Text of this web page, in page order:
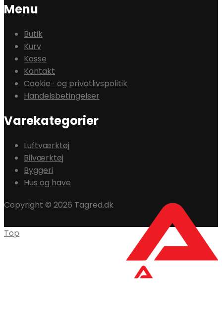
Menu
Butik
Kurv
Kasse
Kontakt
Cookie- og privatlivspolitik
Handelsbetingelser
Varekategorier
Luftværktøj
Bilværktøj
Byggeri
Hus og have
Copyright © 2026 Tagred.dk
Top